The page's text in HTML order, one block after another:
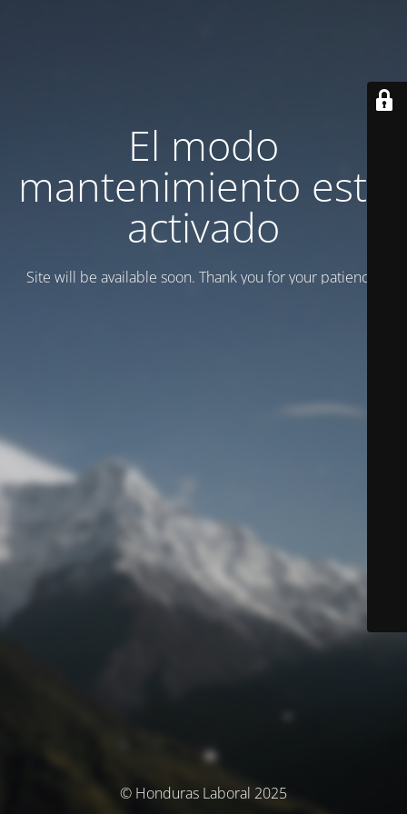
El modo
mantenimiento está
activado
Site will be available soon. Thank you for your patience!
© Honduras Laboral 2025